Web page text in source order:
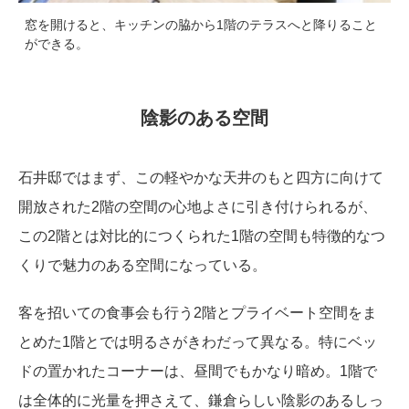
窓を開けると、キッチンの脇から1階のテラスへと降りること
ができる。
陰影のある空間
石井邸ではまず、この軽やかな天井のもと四方に向けて
開放された2階の空間の心地よさに引き付けられるが、
この2階とは対比的につくられた1階の空間も特徴的なつ
くりで魅力のある空間になっている。
客を招いての食事会も行う2階とプライベート空間をま
とめた1階とでは明るさがきわだって異なる。特にベッ
ドの置かれたコーナーは、昼間でもかなり暗め。1階で
は全体的に光量を押さえて、鎌倉らしい陰影のあるしっ